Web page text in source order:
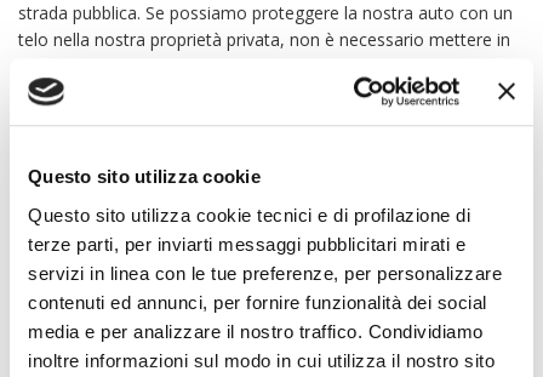
Questo sito utilizza cookie
Questo sito utilizza cookie tecnici e di profilazione di
terze parti, per inviarti messaggi pubblicitari mirati e
servizi in linea con le tue preferenze, per personalizzare
contenuti ed annunci, per fornire funzionalità dei social
media e per analizzare il nostro traffico. Condividiamo
inoltre informazioni sul modo in cui utilizza il nostro sito
strada pubblica. Se possiamo proteggere la nostra auto con un
telo nella nostra proprietà privata, non è necessario mettere in